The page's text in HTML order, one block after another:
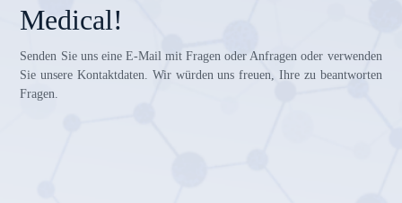
Medical!
Senden Sie uns eine E-Mail mit Fragen oder Anfragen oder verwenden
Sie unsere Kontaktdaten. Wir würden uns freuen, Ihre zu beantworten
Fragen.